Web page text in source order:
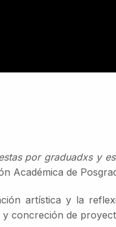
por graduadxs y
Académica de
artística y la
concreción de